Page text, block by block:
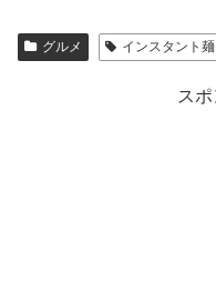
グルメ インスタント麺
ス